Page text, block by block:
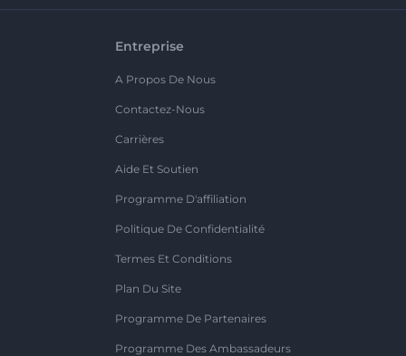
Entreprise
A Propos De Nous
Contactez-Nous
Carrières
Aide Et Soutien
Programme D'affiliation
Politique De Confidentialité
Termes Et Conditions
Plan Du Site
Programme De Partenaires
Programme Des Ambassadeurs